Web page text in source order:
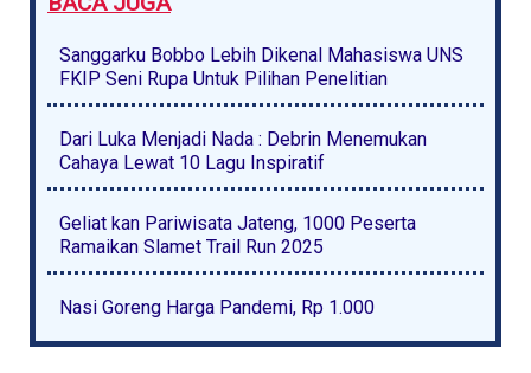
Sanggarku Bobbo Lebih Dikenal Mahasiswa UNS
FKIP Seni Rupa Untuk Pilihan Penelitian
Dari Luka Menjadi Nada : Debrin Menemukan
Cahaya Lewat 10 Lagu Inspiratif
Geliat kan Pariwisata Jateng, 1000 Peserta
Ramaikan Slamet Trail Run 2025
Nasi Goreng Harga Pandemi, Rp 1.000